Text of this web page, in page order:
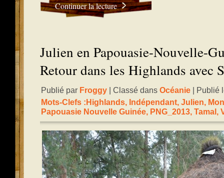
Continuer la lecture
Julien en Papouasie-Nouvelle-
Retour dans les Highlands avec
Publié par Froggy | Classé dans Océanie | Publié
Mots-Clefs :Highlands, Indépendant, Julien,
Papouasie Nouvelle Guinée, PNG_2013, Tamal,